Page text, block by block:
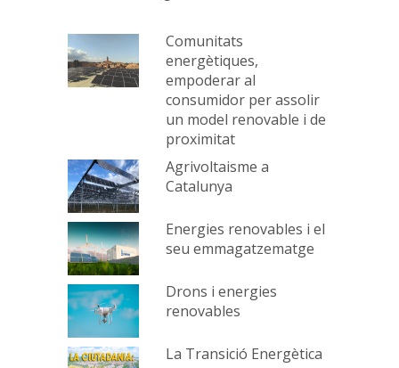
Comunitats
energètiques,
empoderar al
consumidor per assolir
un model renovable i de
proximitat
Agrivoltaisme a
Catalunya
Energies renovables i el
seu emmagatzematge
Drons i energies
renovables
La Transició Energètica